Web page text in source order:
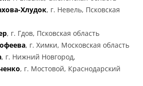
Хлудок, г. Невель, Псковская
, г. Гдов, Псковская область
, г. Химки, Московская область
, г. Нижний Новгород,
, г. Мостовой, Краснодарский